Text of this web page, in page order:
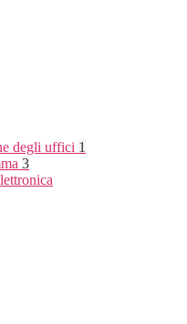
degli uffici 1
3